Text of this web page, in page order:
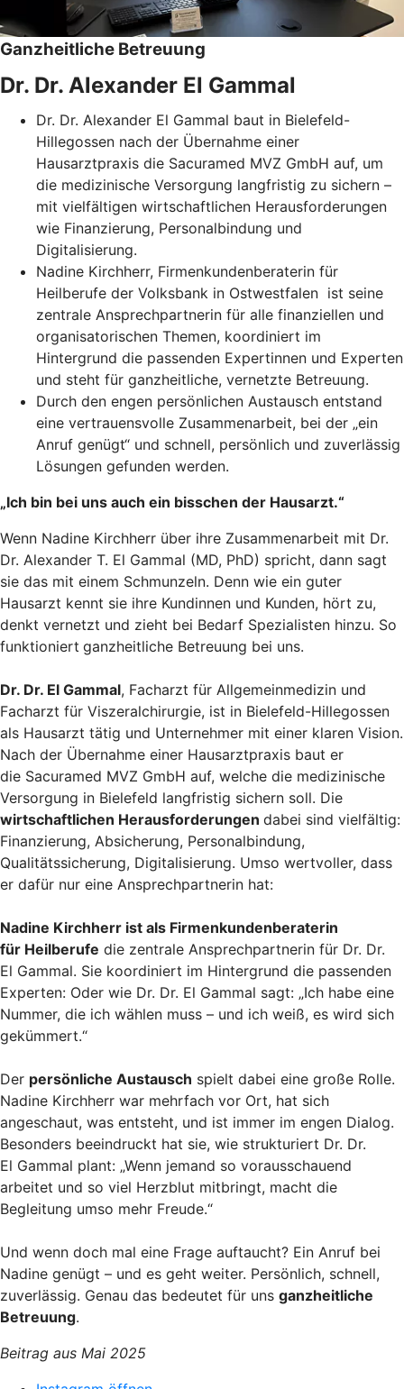
Ganzheitliche Betreuung
Dr. Dr. Alexander El Gammal
Dr. Dr. Alexander El Gammal baut in Bielefeld-
Hillegossen nach der Übernahme einer
Hausarztpraxis die Sacuramed MVZ GmbH auf, um
die medizinische Versorgung langfristig zu sichern –
mit vielfältigen wirtschaftlichen Herausforderungen
wie Finanzierung, Personalbindung und
Digitalisierung.
Nadine Kirchherr, Firmenkundenberaterin für
Heilberufe der Volksbank in Ostwestfalen ist seine
zentrale Ansprechpartnerin für alle finanziellen und
organisatorischen Themen, koordiniert im
Hintergrund die passenden Expertinnen und Experten
und steht für ganzheitliche, vernetzte Betreuung.
Durch den engen persönlichen Austausch entstand
eine vertrauensvolle Zusammenarbeit, bei der „ein
Anruf genügt“ und schnell, persönlich und zuverlässig
Lösungen gefunden werden.
„Ich bin bei uns auch ein bisschen der Hausarzt.“
Wenn Nadine Kirchherr über ihre Zusammenarbeit mit Dr.
Dr. Alexander T. El Gammal (MD, PhD) spricht, dann sagt
sie das mit einem Schmunzeln. Denn wie ein guter
Hausarzt kennt sie ihre Kundinnen und Kunden, hört zu,
denkt vernetzt und zieht bei Bedarf Spezialisten hinzu. So
funktioniert ganzheitliche Betreuung bei uns.
Dr. Dr. El Gammal, Facharzt für Allgemeinmedizin und
Facharzt für Viszeralchirurgie, ist in Bielefeld-Hillegossen
als Hausarzt tätig und Unternehmer mit einer klaren Vision.
Nach der Übernahme einer Hausarztpraxis baut er
die Sacuramed MVZ GmbH auf, welche die medizinische
Versorgung in Bielefeld langfristig sichern soll. Die
wirtschaftlichen Herausforderungen dabei sind vielfältig:
Finanzierung, Absicherung, Personalbindung,
Qualitätssicherung, Digitalisierung. Umso wertvoller, dass
er dafür nur eine Ansprechpartnerin hat:
Nadine Kirchherr ist als Firmenkundenberaterin
für Heilberufe die zentrale Ansprechpartnerin für Dr. Dr.
El Gammal. Sie koordiniert im Hintergrund die passenden
Experten: Oder wie Dr. Dr. El Gammal sagt: „Ich habe eine
Nummer, die ich wählen muss – und ich weiß, es wird sich
gekümmert.“
Der persönliche Austausch spielt dabei eine große Rolle.
Nadine Kirchherr war mehrfach vor Ort, hat sich
angeschaut, was entsteht, und ist immer im engen Dialog.
Besonders beeindruckt hat sie, wie strukturiert Dr. Dr.
El Gammal plant: „Wenn jemand so vorausschauend
arbeitet und so viel Herzblut mitbringt, macht die
Begleitung umso mehr Freude.“
Und wenn doch mal eine Frage auftaucht? Ein Anruf bei
Nadine genügt – und es geht weiter. Persönlich, schnell,
zuverlässig. Genau das bedeutet für uns ganzheitliche
Betreuung.
Beitrag aus Mai 2025